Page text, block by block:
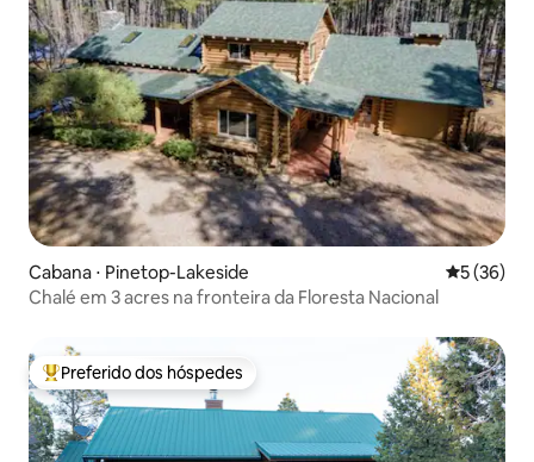
Cabana ⋅ Pinetop-Lakeside 5 de uma
5 (36)
Chalé em 3 acres na fronteira da Floresta Nacional
Entre os melhores preferidos dos hóspedes
Preferido dos hóspedes